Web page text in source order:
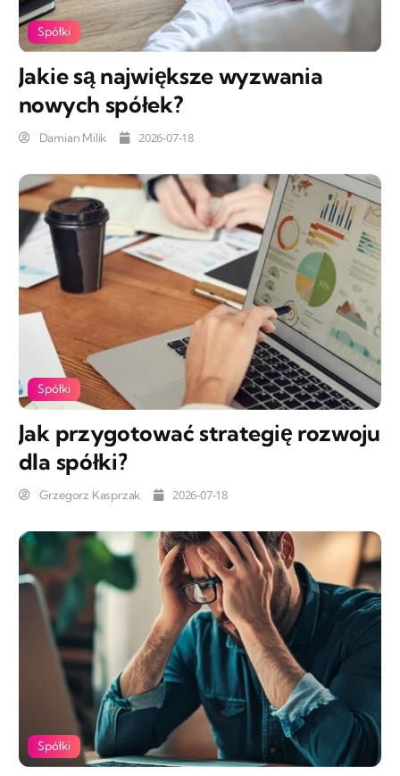
Spółki
Jakie są największe wyzwania
nowych spółek?
Damian Milik 2026-07-18
Spółki
Jak przygotować strategię rozwoju
dla spółki?
Grzegorz Kasprzak 2026-07-18
Spółki